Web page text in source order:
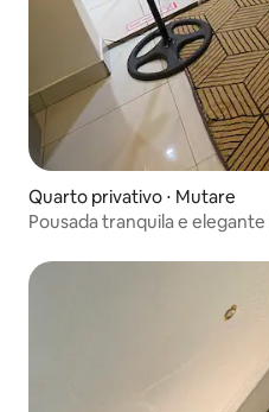
Quarto privativo ⋅ Mutare
Pousada tranquila e